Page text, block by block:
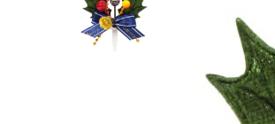
マーガリン
クリームチーズ
卵
シ
薄力粉
全粒
小麦粉・米粉・粉類